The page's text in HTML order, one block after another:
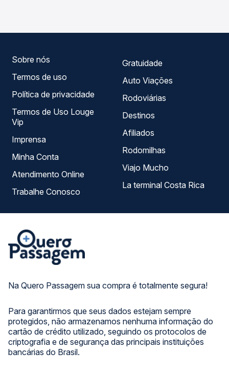
Na Quero Passagem sua compra é totalmente segura!
Para garantirmos que seus dados estejam sempre
protegidos, não armazenamos nenhuma informação do
cartão de crédito utilizado, seguindo os protocolos de
criptografia e de segurança das principais instituições
bancárias do Brasil.
Sobre nós
Termos de uso
Política de privacidade
Termos de Uso Louge
Vip
Imprensa
Minha Conta
Atendimento Online
Trabalhe Conosco
Gratuidade
Auto Viações
Rodoviárias
Destinos
Afiliados
Rodomilhas
Viajo Mucho
La terminal Costa Rica